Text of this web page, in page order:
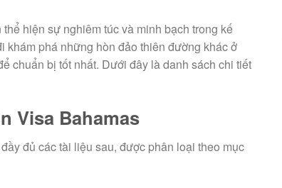
hiện sự nghiêm túc và minh bạch trong kế
khám phá những hòn đảo thiên đường khác ở
chuẩn bị tốt nhất. Dưới đây là danh sách chi tiết
Visa Bahamas
đủ các tài liệu sau, được phân loại theo mục